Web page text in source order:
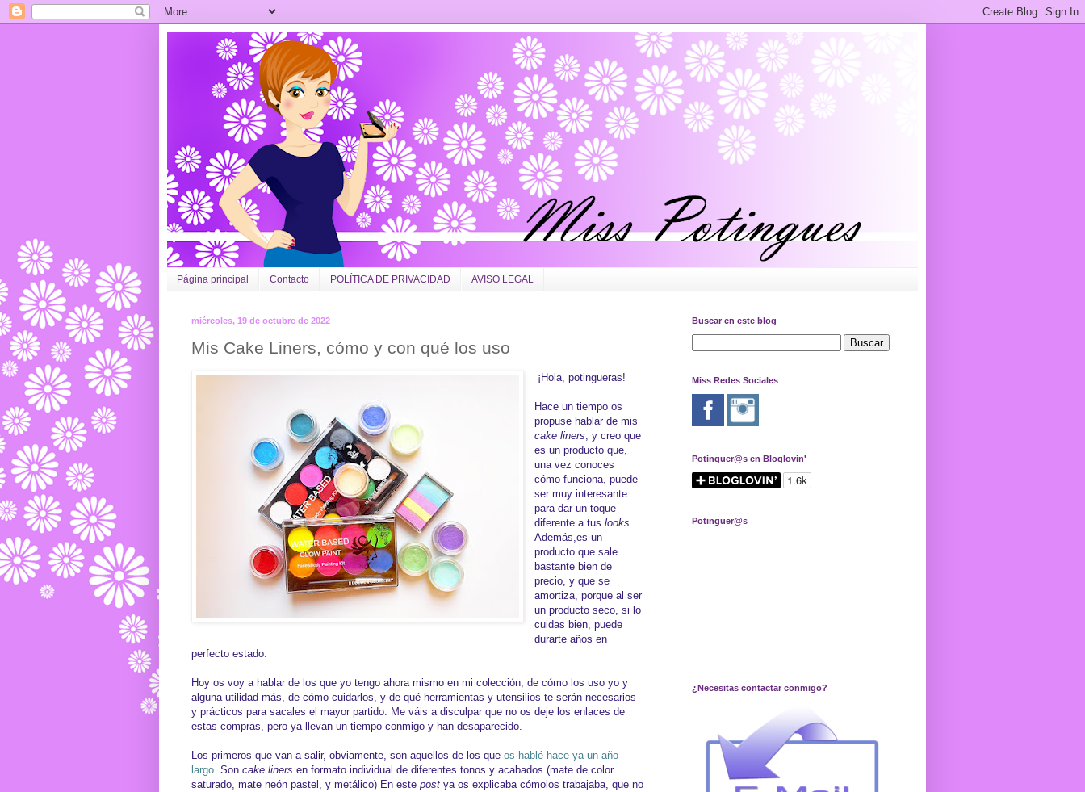
Página principal Contacto POLÍTICA DE PRIVACIDAD AVISO LEGAL
miércoles, 19 de octubre de 2022
Mis Cake Liners, cómo y con qué los uso
¡Hola, potingueras!
Hace un tiempo os
propuse hablar de mis
cake liners, y creo que
es un producto que,
una vez conoces
cómo funciona, puede
ser muy interesante
para dar un toque
diferente a tuslooks.
Además,es un
producto que sale
bastante bien de
precio, y que se
amortiza, porque al ser
un producto seco, si lo
cuidas bien, puede
durarte años en
perfecto estado.
Hoy os voy a hablar de los que yo tengo ahora mismo en mi colección, de cómo los uso yo y
alguna utilidad más, de cómo cuidarlos, y de qué herramientas y utensilios te serán necesarios
y prácticos para sacales el mayor partido. Me váis a disculpar que no os deje los enlaces de
estas compras, pero ya llevan un tiempo conmigo y han desaparecido.
Los primeros que van a salir, obviamente, son aquellos de los que os hablé hace ya un año
largo. Son cake liners en formato individual de diferentes tonos y acabados (mate de color
saturado, mate neón pastel, y metálico) En este post ya os explicaba cómolos trabajaba, que no
Buscar en este blog
Miss Redes Sociales
Potinguer@s en Bloglovin'
Potinguer@s
¿Necesitas contactar conmigo?